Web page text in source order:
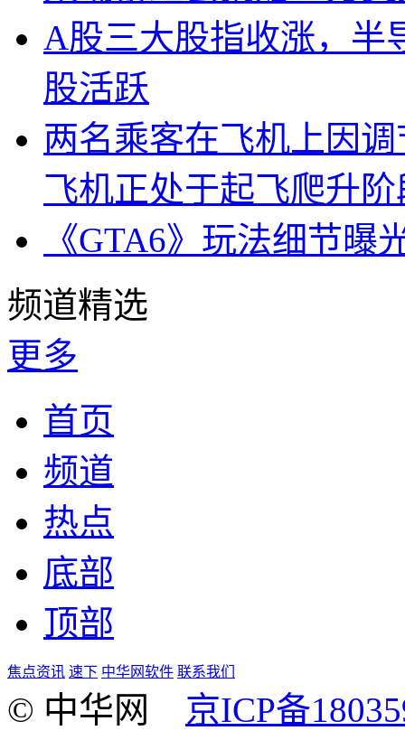
A股三大股指收涨，半
股活跃
两名乘客在飞机上因
飞机正处于起飞爬升阶
《GTA6》玩法细节
频道精选
更多
首页
频道
热点
底部
顶部
焦点资讯 速下 中华网软件 联系我们
© 中华网 京ICP备